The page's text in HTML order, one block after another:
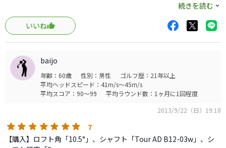
何も考えず、次から次へとフィーリングだけを頼りに試打
しました。
初めはワッグルすると柔らかく感じましたが、なぜかもの
すごく数値が良い!!
HS45〜43ぐらいを意識しながらスイングすると、ジャスト
インパクトです。
これは楽です!!!現行GRは価格的に手が出せませんでした
十分の性能です。タイヤメーカーは敬遠していましたが
（職業都合上）使って
みるといいものです。春のラウンドに向けて練習します！
続きを読む
いいね
baijo
年齢：60歳 性別：男性
ゴルフ歴：21年以上
平均ヘッドスピード：41m/s～45m/s
平均スコア：90～99
平均ラウンド数：1ヶ月に1回程度
2013/9/22（日）19:18
7
【購入】ロフト角「10.5°」、シャフト「Tour AD B12-03w」、シ